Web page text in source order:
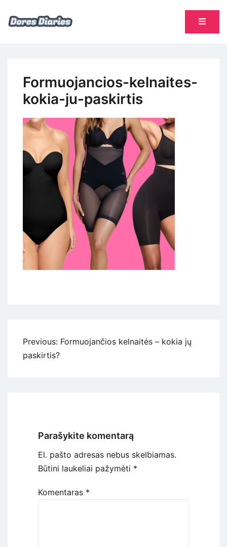
Formuojancios-kelnaites-
kokia-ju-paskirtis
Navigacija
tarp
Previous: Formuojančios kelnaitės – kokia jų
paskirtis?
Parašykite komentarą
El. pašto adresas nebus skelbiamas.
Būtini laukeliai pažymėti *
Komentaras *